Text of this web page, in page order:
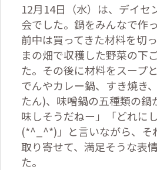
12月14日（水）は、デイセ
会でした。鍋をみんなで作
前中は買ってきた材料を切
まの畑で収穫した野菜の下
た。その後に材料をスープ
でんやカレー鍋、すき焼き、
たん)、味噌鍋の五種類の鍋
味しそうだねー」「どれに
(*^_^*)」と言いながら、そ
取り寄せて、満足そうな表
た。